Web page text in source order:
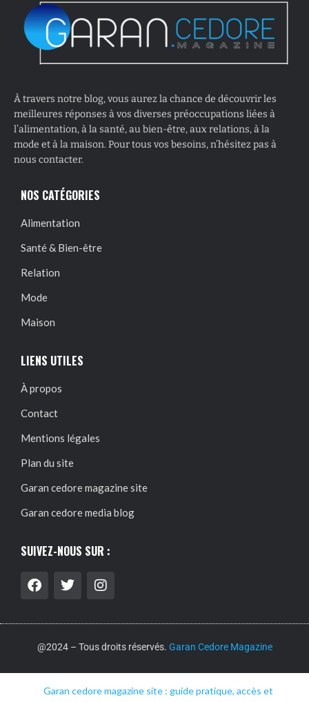
À travers notre blog, vous aurez la chance de découvrir les
meilleures réponses à vos diverses préoccupations liées à
l’alimentation, à la santé, au bien-être, aux relations, à la
mode et à la maison. Pour tous vos besoins, n’hésitez pas à
nous contacter.
NOS CATÉGORIES
Alimentation
Santé & Bien-être
Relation
Mode
Maison
LIENS UTILES
À propos
Contact
Mentions légales
Plan du site
Garan cedore magazine site
Garan cedore media blog
SUIVEZ-NOUS SUR :
@2024 – Tous droits réservés. Garan Cedore Magazine
Garan cedore magazine site : guide pratique, accès et